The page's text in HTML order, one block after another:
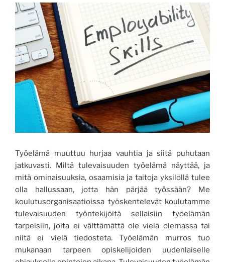
Työelämä muuttuu hurjaa vauhtia ja siitä puhutaan
jatkuvasti. Miltä tulevaisuuden työelämä näyttää, ja
mitä ominaisuuksia, osaamisia ja taitoja yksilöllä tulee
olla hallussaan, jotta hän pärjäätyössään? Me
koulutusorganisaatioissa työskentelevät koulutamme
tulevaisuuden työntekijöitä sellaisiin työelämän
tarpeisiin, joita ei välttämättä ole vielä olemassa tai
niitä ei vielä tiedosteta. Työelämän murros tuo
mukanaan tarpeen opiskelijoiden uudenlaiselle